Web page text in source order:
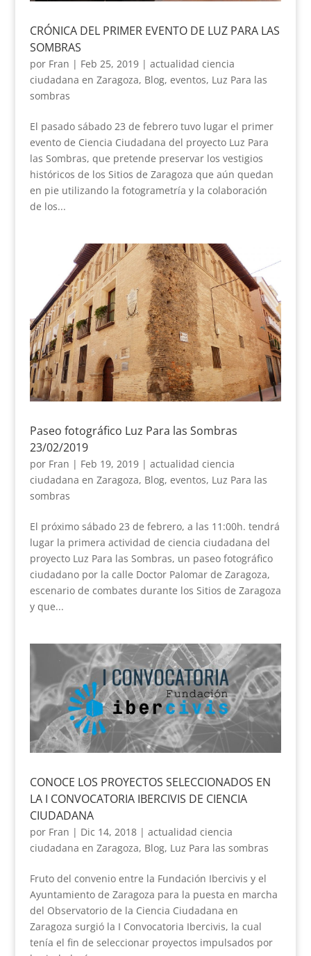
CRÓNICA DEL PRIMER EVENTO DE LUZ PARA LAS
SOMBRAS
por Fran | Feb 25, 2019| actualidad ciencia
ciudadana en Zaragoza, Blog, eventos, Luz Para las
sombras
El pasado sábado 23 de febrero tuvo lugar el primer
evento de Ciencia Ciudadana del proyecto Luz Para
las Sombras, que pretende preservar los vestigios
históricos de los Sitios de Zaragoza que aún quedan
en pie utilizando la fotogrametría y la colaboración
de los...
Paseo fotográfico Luz Para las Sombras
23/02/2019
por Fran | Feb 19, 2019| actualidad ciencia
ciudadana en Zaragoza, Blog, eventos, Luz Para las
sombras
El próximo sábado 23 de febrero, a las 11:00h. tendrá
lugar la primera actividad de ciencia ciudadana del
proyecto Luz Para las Sombras, un paseo fotográfico
ciudadano por la calle Doctor Palomar de Zaragoza,
escenario de combates durante los Sitios de Zaragoza
y que...
CONOCE LOS PROYECTOS SELECCIONADOS EN
LA I CONVOCATORIA IBERCIVIS DE CIENCIA
CIUDADANA
por Fran | Dic 14, 2018| actualidad ciencia
ciudadana en Zaragoza, Blog, Luz Para las sombras
Fruto del convenio entre la Fundación Ibercivis y el
Ayuntamiento de Zaragoza para la puesta en marcha
del Observatorio de la Ciencia Ciudadana en
Zaragoza surgió la I Convocatoria Ibercivis, la cual
tenía el fin de seleccionar proyectos impulsados por